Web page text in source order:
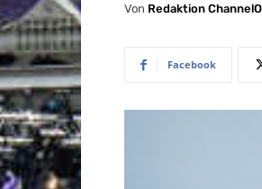
Von Redaktion
Facebook